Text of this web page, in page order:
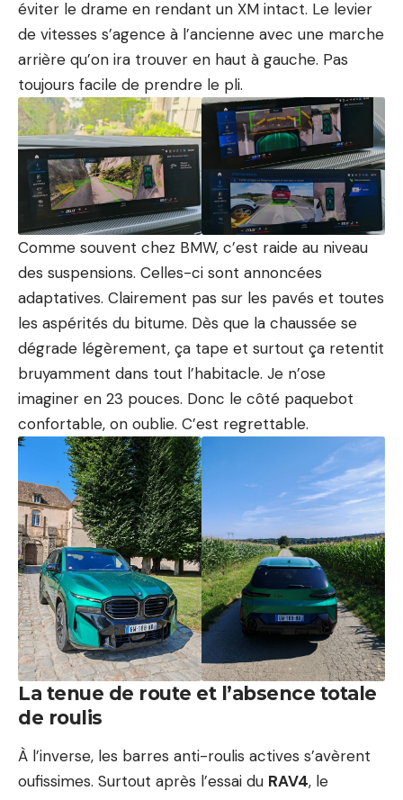
éviter le drame en rendant un XM intact. Le levier
de vitesses s’agence à l’ancienne avec une marche
arrière qu’on ira trouver en haut à gauche. Pas
toujours facile de prendre le pli.
Comme souvent chez BMW, c’est raide au niveau
des suspensions. Celles-ci sont annoncées
adaptatives. Clairement pas sur les pavés et toutes
les aspérités du bitume. Dès que la chaussée se
dégrade légèrement, ça tape et surtout ça retentit
bruyamment dans tout l’habitacle. Je n’ose
imaginer en 23 pouces. Donc le côté paquebot
confortable, on oublie. C’est regrettable.
La tenue de route et l’absence totale
de roulis
À l’inverse, les barres anti-roulis actives s’avèrent
oufissimes. Surtout après l’essai du RAV4, le